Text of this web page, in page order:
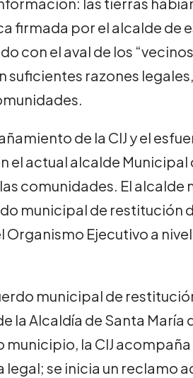
firmada por el alcalde de
con el aval de los
suficientes razones
de la CIJ y el
el actual alcalde
comunidades. El alcalde
municipal de restitución
Ejecutivo a
municipal de
Alcaldía de Santa María
la CIJ acompaña
se inicia un reclamo